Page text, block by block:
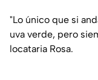
"Lo único que si
uva verde, pero
locataria Rosa.